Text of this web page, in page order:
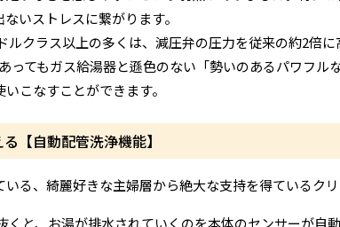
いストレスに繋がります。
ルクラス以上の多くは、減圧弁の圧力を従来の約2倍
ってもガス給湯器と遜色のない「勢いのあるパワフル
こなすことができます。
【自動配管洗浄機能】
る、綺麗好きな主婦層から絶大な支持を得ているクリ
くと、お湯が排水されていくのを本体のセンサーが自